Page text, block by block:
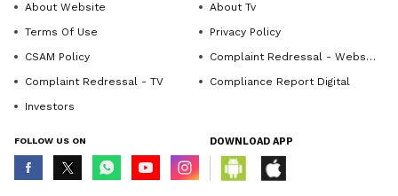
About Website
About Tv
Terms Of Use
Privacy Policy
CSAM Policy
Complaint Redressal - Website
Complaint Redressal - TV
Compliance Report Digital
Investors
FOLLOW US ON DOWNLOAD APP